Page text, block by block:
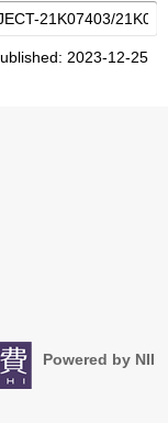
2023-12-25
Powered by NII